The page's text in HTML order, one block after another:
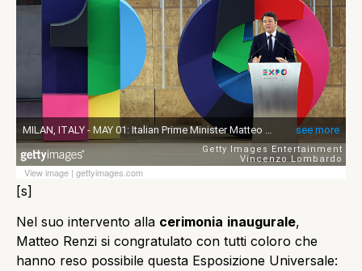
View image | gettyimages.com
[s]
Nel suo intervento alla cerimonia inaugurale,
Matteo Renzi si congratulato con tutti coloro che
hanno reso possibile questa Esposizione Universale: